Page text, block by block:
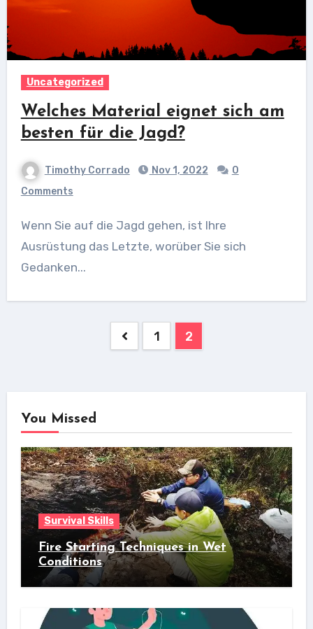
Uncategorized
Welches Material eignet sich am
besten für die Jagd?
Timothy Corrado Nov 1, 2022
0
Comments
Wenn Sie auf die Jagd gehen, ist Ihre
Ausrüstung das Letzte, worüber Sie sich
Gedanken...
1 2
You Missed
Survival Skills
Fire Starting Techniques in Wet
Conditions